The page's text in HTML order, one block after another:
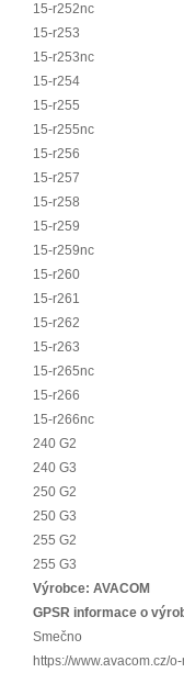
15-r252nc
15-r253
15-r253nc
15-r254
15-r255
15-r255nc
15-r256
15-r257
15-r258
15-r259
15-r259nc
15-r260
15-r261
15-r262
15-r263
15-r265nc
15-r266
15-r266nc
240 G2
240 G3
250 G2
250 G3
255 G2
255 G3
Výrobce: AVACOM
GPSR informace o
Smečno
https://www.avacom.cz/